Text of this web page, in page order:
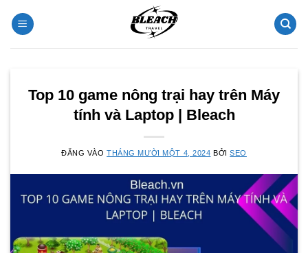
qua
Top 10 game nông trại hay trên Máy
tính và Laptop | Bleach
ĐĂNG VÀOTHÁNG MƯỜI MỘT 4, 2024 BỞISEO